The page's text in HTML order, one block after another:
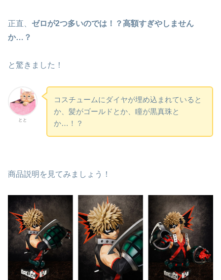
正直、 ゼロが2つ多いのでは！？高額すぎやしません
か…？
と驚きました！
とと
コスチュームにダイヤが埋め込まれていると
か、髪がゴールドとか、瞳が黒真珠と
か…！？
商品説明を見てみましょう！